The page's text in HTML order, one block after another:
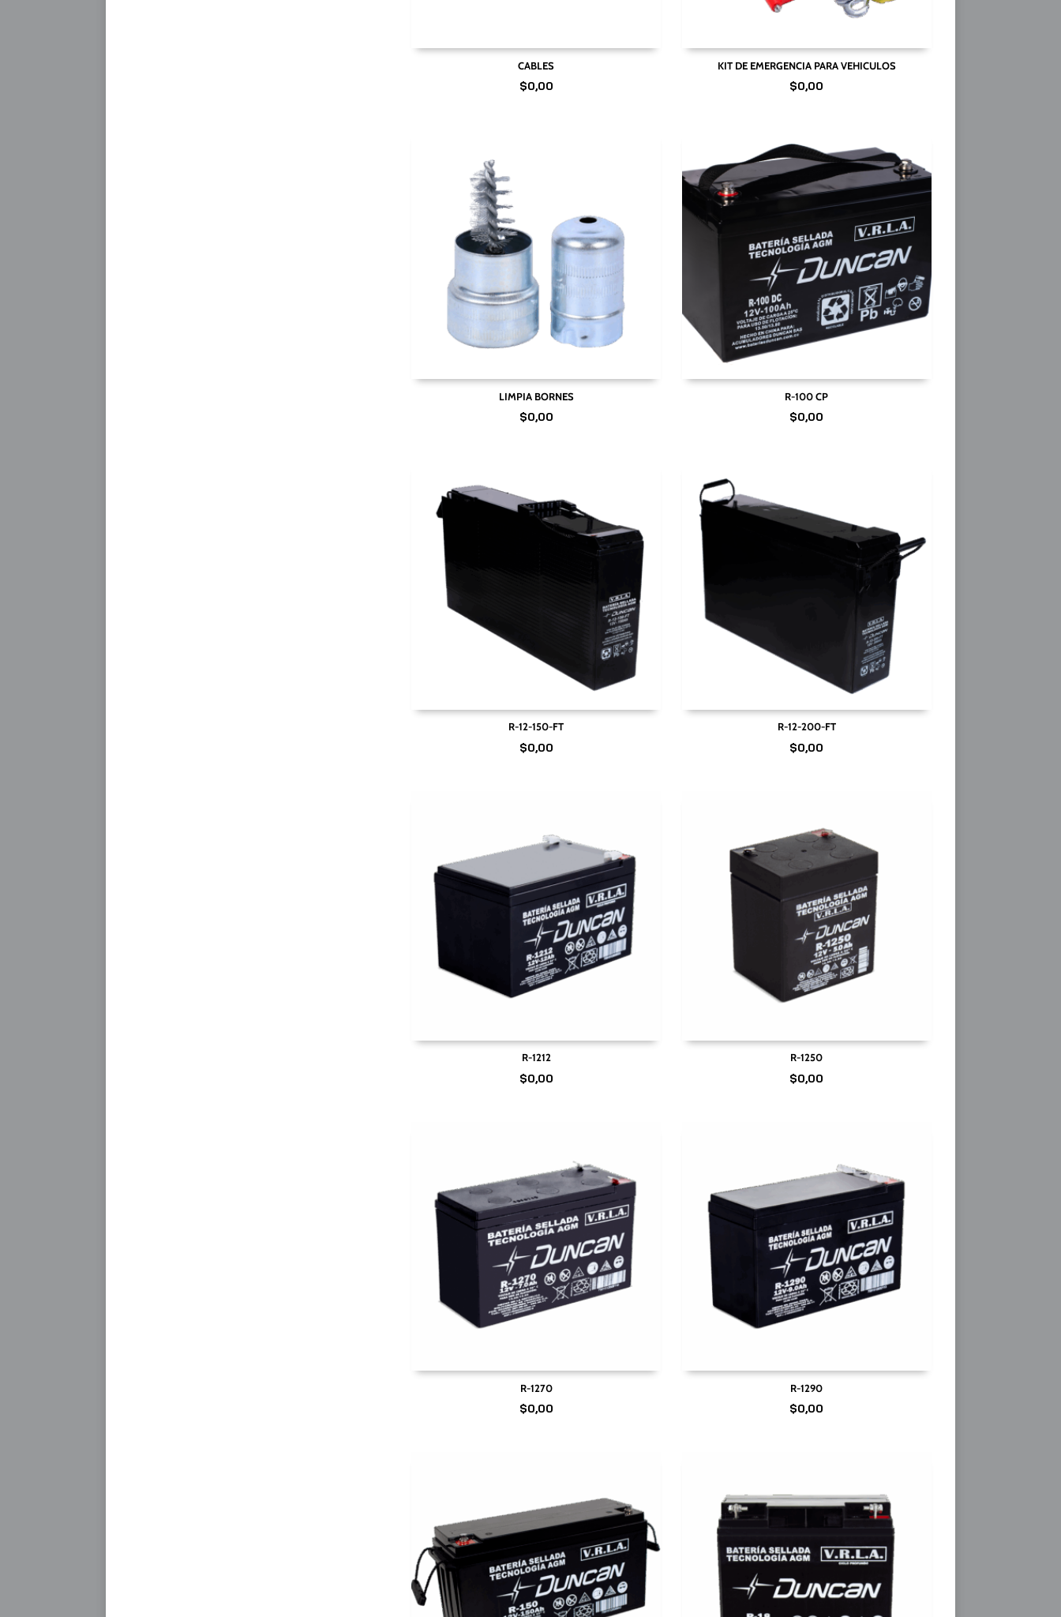
CABLES
$0,00
KIT DE EMERGENCIA PARA VEHICULOS
$0,00
LIMPIA BORNES
$0,00
R-100 CP
$0,00
R-12-150-FT
$0,00
R-12-200-FT
$0,00
R-1212
$0,00
R-1250
$0,00
R-1270
$0,00
R-1290
$0,00